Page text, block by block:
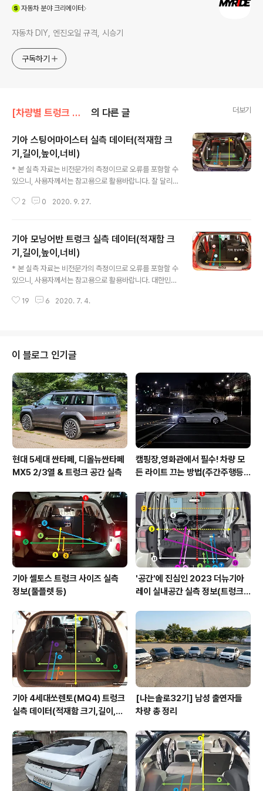
자동차분야 크리에이터
자동차 DIY, 엔진오일 규격, 시승기
구독하기
[차량별 트렁크 실측]/기아 트렁크 의 다른 글 더보기
기아 스팅어마이스터 실측 데이터(적재함 크
기,길이,높이,너비)
* 본 실측 자료는 비전문가의 측정이므로 오류를 포함할 수
있으니, 사용자께서는 참고용으로 활용바랍니다. 잘 달리
만 패스트백이 아닌 진짜 해치를 달고 있습니다.당연히 풀
라는 요청들이 있는데 이런저런 방법을 고민하다가아래와
같이 적재함에서 최대한 수평으로 촬영하면 사진으로 보실
때 가장 체감되지 않나 싶어 준비해봤습니다.실제보다는
사진상의 각도가 더 높아보이네요. 기아 스팅어마이스터
실측 데이터(적재함 크기,길이,높이,너비) 아래사진에 표시
된 순서대로 나열되어 있습니다. 1. 기아 스팅어마이스터
2 0 2020. 9. 27.
기아 모닝어반 트렁크 실측 데이터(적재함 크
기,길이,높이,너비)
* 본 실측 자료는 비전문가의 측정이므로 오류를 포함할 수
있으니, 사용자께서는 참고용으로 활용바랍니다. 대한민국
의 페이스리프트 모델인 모닝어반입니다. 해치백 차량은 2
실측 데이터(적재함 크기,길이,높이,너비) 아래사진에 표시
된 순서대로 나열되어 있습니다. 1. 기아 모닝어반 적재함
높이 : 69 cm 2. 기아 모닝어반 트렁크 너비 (휠하우스 내
측) : 99 cm 3. 기아 모닝어반 트렁크 깊이 (순수 적재공
간) : 46 cm 4. 기아 모닝어반 트렁크 깊이 (풀플렛, 2열
폴딩) :..
19 6 2020. 7. 4.
이 블로그 인기글
현대 5세대 싼타페, 디올뉴싼타페
MX5 2/3열 & 트렁크 공간 실측
캠핑장,영화관에서 필수! 차량 모
든 라이트 끄는 방법(주간주행등D
기아 셀토스 트렁크 사이즈 실측
정보(풀플렛 등)
'공간'에 진심인 2023 더뉴기아
레이 실내공간 실측 정보(트렁크,
기아 4세대쏘렌토(MQ4) 트렁크
실측 데이터(적재함 크기,길이,높
[나는솔로32기] 남성 출연자들
차량 총 정리